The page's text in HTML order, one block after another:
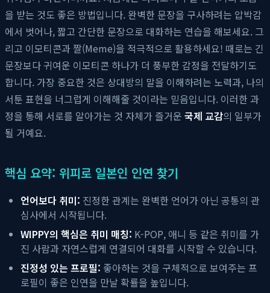
을 받는 것도 좋은 방법입니다. 완벽한 문장을 구사하려는 압박감
에서 벗어나, 짧고 간단한 문장으로 대화하는 연습을 해보세요. 그
리고 이모티콘과 짤(Meme)을 적극적으로 활용하세요! 때로는 긴
문장보다 귀여운 이모티콘 하나가 더 풍부한 감정을 전달하기도
합니다. 가장 중요한 것은 상대방의 말을 이해하려는 노력과, 나의
서툰 표현을 너그럽게 이해해줄 것이라는 믿음입니다. 이러한 과
정을 통해 서로를 알아가는 것 자체가 즐거운 국제 교감의 일부가
될 거예요.
핵심 요약: 위피로 일본인 인연 찾기
언어보다 취미: 진정한 관계는 완벽한 언어가 아닌 공통의 관
심사에서 시작됩니다.
WIPPY의 핵심은 취미 매칭: K-POP, 애니 등 같은 취미를 가
진 사람과 자연스럽게 연결되어 대화를 시작할 수 있습니다.
진정성 있는 프로필: 좋아하는 것을 구체적으로 보여주는 프
로필이 좋은 인연을 만날 확률을 높입니다.